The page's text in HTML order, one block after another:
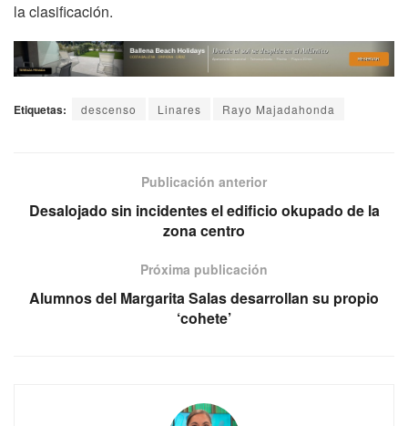
la clasificación.
Etiquetas: descenso Linares Rayo Majadahonda
Publicación anterior
Desalojado sin incidentes el edificio okupado de la
zona centro
Próxima publicación
Alumnos del Margarita Salas desarrollan su propio
‘cohete’